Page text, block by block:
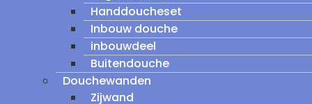
Handdoucheset
Inbouw douche
inbouwdeel
Buitendouche
Douchewanden
Zijwand